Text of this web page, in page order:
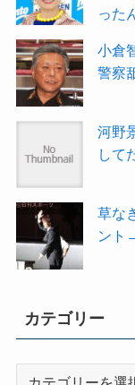
った
小倉
警察
河野
して
草な
ント
カテゴリー